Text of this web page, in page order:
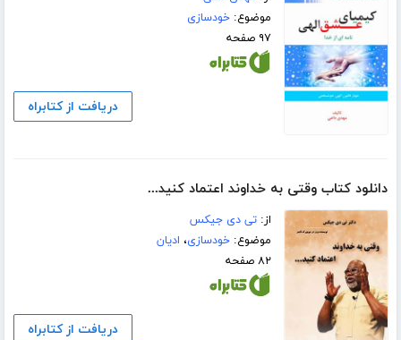
موضوع:خودسازی
۹۷ صفحه
دریافت از کتابراه
دانلود کتاب وقتی به خداوند اعتماد کنید...
از:تی دی جیکس
موضوع:خودسازی، ادیان
۸۲ صفحه
دریافت از کتابراه